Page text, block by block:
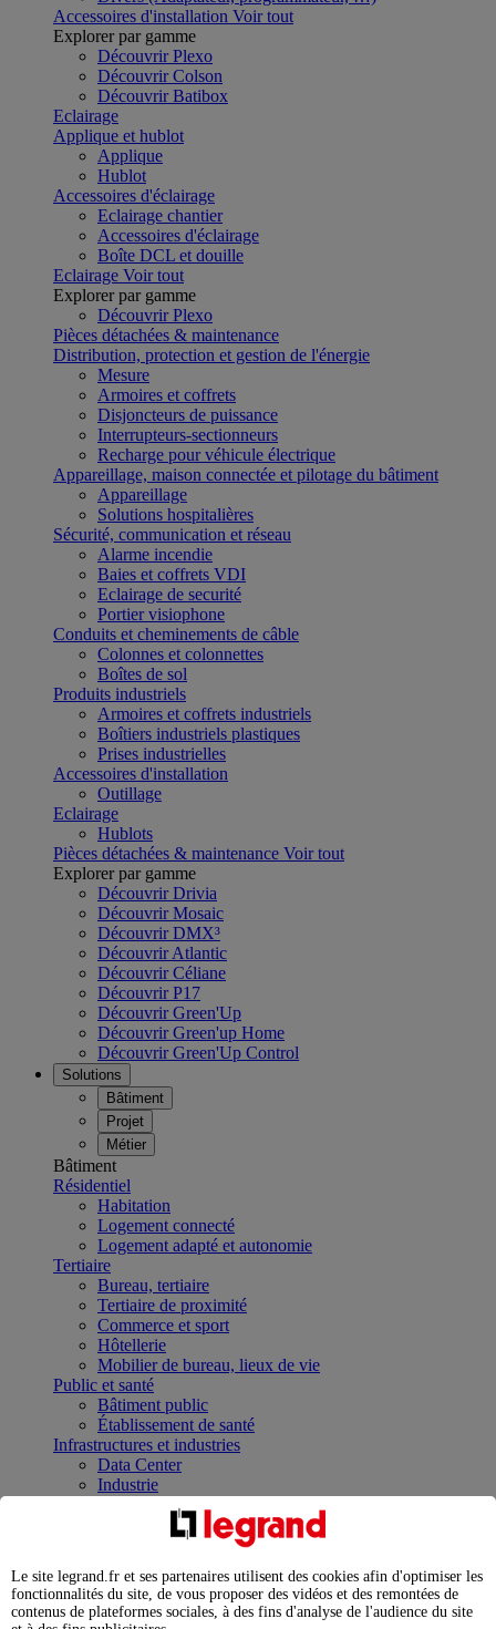
Accessoires d'installation Voir tout
Explorer par gamme
Découvrir Plexo
Découvrir Colson
Découvrir Batibox
Eclairage
Applique et hublot
Applique
Hublot
Accessoires d'éclairage
Eclairage chantier
Accessoires d'éclairage
Boîte DCL et douille
Eclairage Voir tout
Explorer par gamme
Découvrir Plexo
Pièces détachées & maintenance
Distribution, protection et gestion de l'énergie
Mesure
Armoires et coffrets
Disjoncteurs de puissance
Interrupteurs-sectionneurs
Recharge pour véhicule électrique
Appareillage, maison connectée et pilotage du bâtiment
Appareillage
Solutions hospitalières
Sécurité, communication et réseau
Alarme incendie
Baies et coffrets VDI
Eclairage de securité
Portier visiophone
Conduits et cheminements de câble
Colonnes et colonnettes
Boîtes de sol
Produits industriels
Armoires et coffrets industriels
Boîtiers industriels plastiques
Prises industrielles
Accessoires d'installation
Outillage
Eclairage
Hublots
Pièces détachées & maintenance Voir tout
Explorer par gamme
Découvrir Drivia
Découvrir Mosaic
Découvrir DMX³
Découvrir Atlantic
Découvrir Céliane
Découvrir P17
Découvrir Green'Up
Découvrir Green'up Home
Découvrir Green'Up Control
Solutions
Bâtiment
Projet
Métier
Bâtiment
Résidentiel
Habitation
Logement connecté
Logement adapté et autonomie
Tertiaire
Bureau, tertiaire
Tertiaire de proximité
Commerce et sport
Hôtellerie
Mobilier de bureau, lieux de vie
Public et santé
Bâtiment public
Établissement de santé
Infrastructures et industries
Data Center
Industrie
Infrastructures
Contrôler et planifier le fonctionnement des appareils
Répartir et optimiser son tableau électrique
Legrand Data Center Solutions : concentrer les
expertises au service de vos performances
Le site legrand.fr et ses partenaires utilisent des cookies afin d'optimiser les
fonctionnalités du site, de vous proposer des vidéos et des remontées de
contenus de plateformes sociales, à des fins d'analyse de l'audience du site